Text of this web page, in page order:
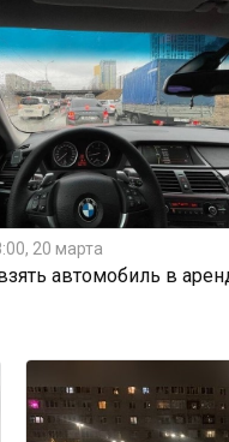
20 марта
автомобиль в